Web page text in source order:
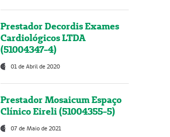
Prestador Decordis Exames
Cardiológicos LTDA
(51004347-4)
01 de Abril de 2020
Prestador Mosaicum Espaço
Clínico Eireli (51004355-5)
07 de Maio de 2021